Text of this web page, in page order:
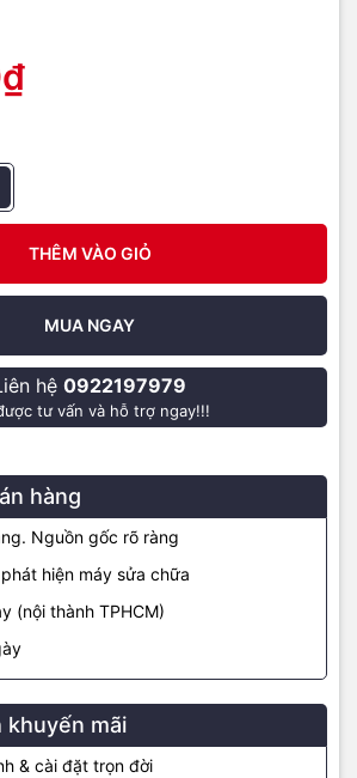
THÊM VÀO GIỎ
MUA NGAY
hệ 0922197979
tư vấn và hỗ trợ ngay!!!
hàng
Nguồn gốc rõ ràng
hiện máy sửa chữa
(nội thành TPHCM)
khuyến mãi
& cài đặt trọn đời
diệt 99,95% vi khuẩn và ngăn chặn sự
suốt thời hạn sử dụng của sản phẩm. Nó
lần trong nước ấm để tái sử dụng, mà
năng kháng khuẩn này.
môi trường
dẻo polyurethane thân thiện với môi